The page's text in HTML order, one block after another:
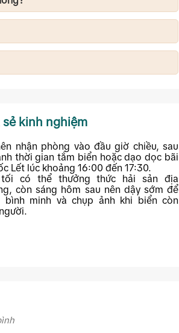
đi bộ vài phút là có thể ngắm bình
3 ngày 2 đêm: kết hợp khám phá Dốc
sẻ kinh nghiệm
nhận phòng vào đầu giờ chiều, sau
thời gian tắm biển hoặc dạo dọc bãi
Lết lúc khoảng 16:00 đến 17:30.
tối có thể thưởng thức hải sản địa
còn sáng hôm sau nên dậy sớm để
bình minh và chụp ảnh khi biển còn